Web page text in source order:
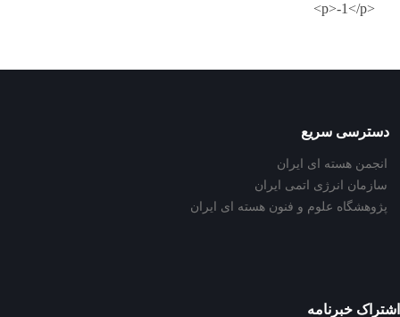
<p>-1</p>
دسترسی سریع
انجمن هسته ای ایران
سازمان انرژی اتمی ایران
پژوهشگاه علوم و فنون هسته ای ایران
اشتراک خبرنامه